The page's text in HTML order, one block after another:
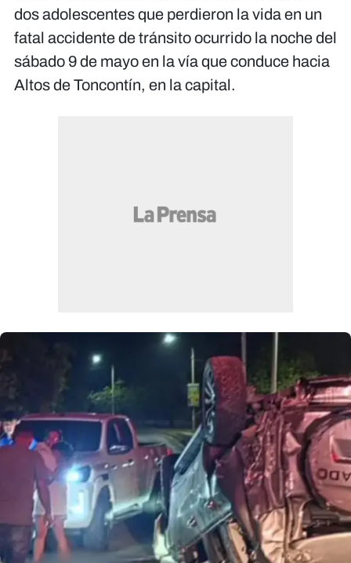
dos adolescentes que perdieron la vida en un
fatal accidente de tránsito ocurrido la noche del
sábado 9 de mayo en la vía que conduce hacia
Altos de Toncontín, en la capital.